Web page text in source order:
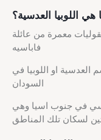
هي اللوبيا العدسية؟
معمرة من عائلة
فاباسيه
او اللوبيا في
السودان
في جنوب اسيا وهي